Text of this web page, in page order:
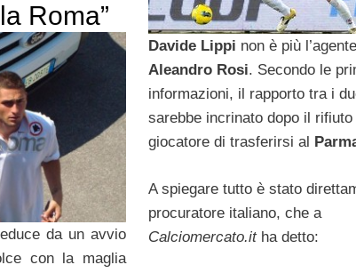
Davide Lippi non è più
Aleandro Rosi. Secondo le
informazioni, il rapporto tra i
sarebbe incrinato dopo il rifiuto
giocatore di trasferirsi al
A spiegare tutto è stato
procuratore italiano, che a
Calciomercato.itha detto:
Roma”
da un avvio
con la maglia